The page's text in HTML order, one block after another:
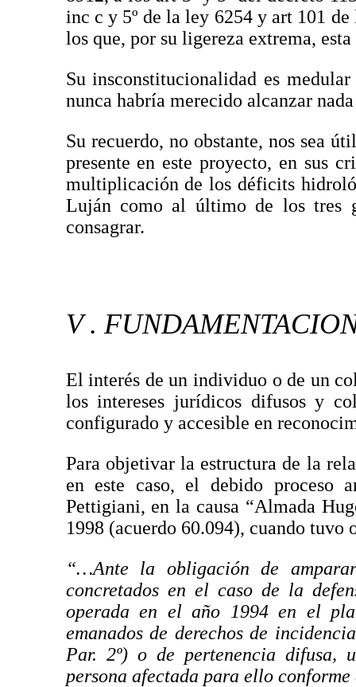
inc c y 5º de la ley 6254 y art 101
los que, por su ligereza extrema,
Su insconstitucionalidad es
nunca habría merecido alcanzar
Su recuerdo, no obstante, nos sea
presente en este proyecto, en sus
multiplicación de los déficits
Luján como al último de los tres
consagrar.
V .
El interés de un individuo o de un
los intereses jurídicos difusos y
configurado y accesible en
Para objetivar la estructura de la
en este caso, el debido proceso
Pettigiani, en la causa “Almada
1998 (acuerdo 60.094), cuando tuvo
“…Ante la obligación de
concretados en el caso de la
operada en el año 1994 en el
emanados de derechos de
Par. 2º) o de pertenencia difusa,
persona afectada para ello